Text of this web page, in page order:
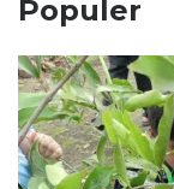
Populer